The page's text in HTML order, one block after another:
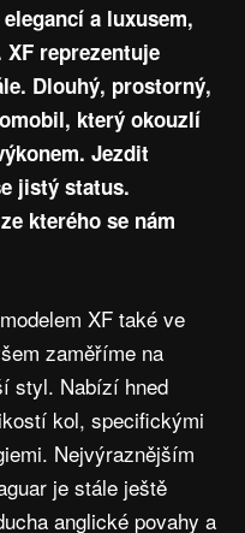
a luxusem,
reprezentuje
Dlouhý, prostorný,
který okouzlí
Jezdit
jistý status.
kterého se nám
XF také ve
zaměříme na
styl. Nabízí hned
kol, specifickými
Nejvýraznějším
je stále ještě
anglické povahy a